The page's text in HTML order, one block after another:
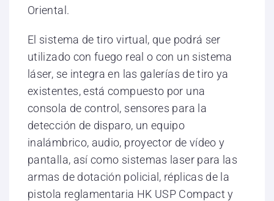
Oriental.
El sistema de tiro virtual, que podrá ser
utilizado con fuego real o con un sistema
láser, se integra en las galerías de tiro ya
existentes, está compuesto por una
consola de control, sensores para la
detección de disparo, un equipo
inalámbrico, audio, proyector de vídeo y
pantalla, así como sistemas laser para las
armas de dotación policial, réplicas de la
pistola reglamentaria HK USP Compact y